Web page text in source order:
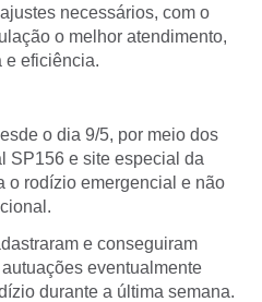
necessários, com o
o melhor atendimento,
e eficiência.
o dia 9/5, por meio dos
SP156 e site especial da
o rodízio emergencial e não
e conseguiram
eventualmente
durante a última semana.